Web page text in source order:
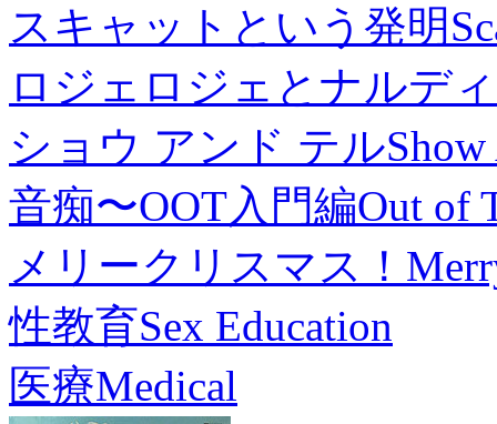
スキャットという発明
ロジェロジェとナルデ
ショウ アンド テル
音痴〜OOT入門編Out of
メリークリスマス！
性教育Sex Education
医療Medical